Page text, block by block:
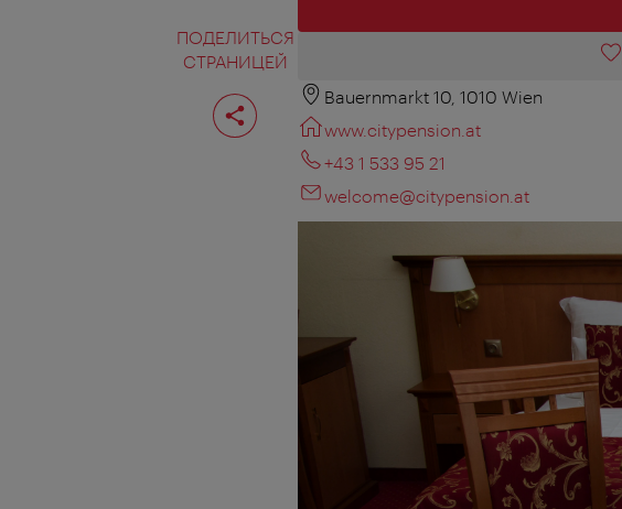
ПОДЕЛИТЬСЯ
СТРАНИЦЕЙ
Поделиться
страницей
Bauernmarkt 10, 1010 Wien
www.citypension.at
+43 1 533 95 21
welcome@citypension.at